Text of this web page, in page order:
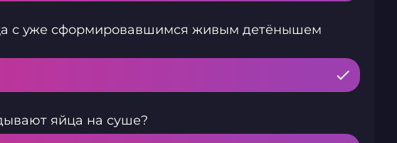
с уже сформировавшимся живым детёнышем
яйца на суше?